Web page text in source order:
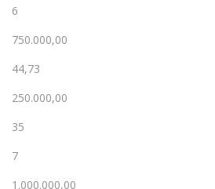
6
750.000,00
44,73
250.000,00
35
7
1.000.000,00